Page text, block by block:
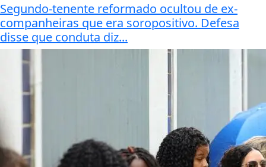
Segundo-tenente reformado ocultou de ex-
companheiras que era soropositivo. Defesa
disse que conduta diz...